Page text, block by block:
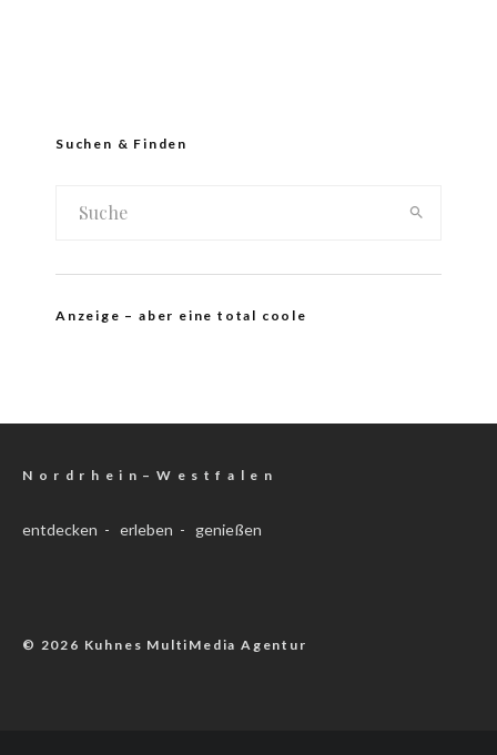
Suchen & Finden
Anzeige – aber eine total coole
N o r d r h e i n – W e s t f a l e n
entdecken - erleben - genießen
© 2026 Kuhnes MultiMedia Agentur